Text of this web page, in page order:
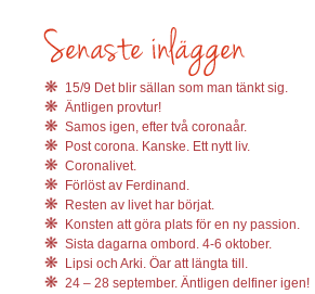
15/9 Det blir sällan som man tänkt sig.
Äntligen provtur!
Samos igen, efter två coronaår.
Post corona. Kanske. Ett nytt liv.
Coronalivet.
Förlöst av Ferdinand.
Resten av livet har börjat.
Konsten att göra plats för en ny passion.
Sista dagarna ombord. 4-6 oktober.
Lipsi och Arki. Öar att längta till.
24 – 28 september. Äntligen delfiner igen!